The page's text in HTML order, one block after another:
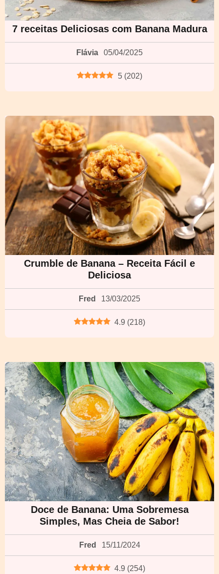
7 receitas Deliciosas com Banana Madura
Flávia 05/04/2025
5 (202)
Crumble de Banana – Receita Fácil e
Deliciosa
Fred 13/03/2025
4.9 (218)
Doce de Banana: Uma Sobremesa
Simples, Mas Cheia de Sabor!
Fred 15/11/2024
4.9 (254)